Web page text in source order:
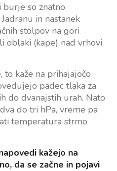
burje so znatno
in nastanek
stolpov na gori
oblaki (kape) nad vrhovi
to kaže na prihajajočo
padec tlaka za
do dvanajstih urah. Nato
do tri hPa, vreme pa
temperatura strmo
kažejo na
da se začne in pojavi